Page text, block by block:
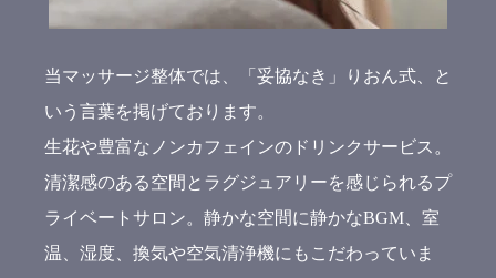
当マッサージ整体では、「妥協なき」りおん式、と
いう言葉を掲げております。
生花や豊富なノンカフェインのドリンクサービス。
清潔感のある空間とラグジュアリーを感じられるプ
ライベートサロン。静かな空間に静かなBGM、室
温、湿度、換気や空気清浄機にもこだわっていま